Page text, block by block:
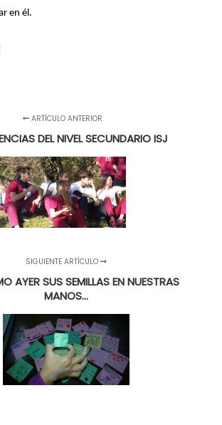
en él.
ARTÍCULO ANTERIOR
DEL NIVEL SECUNDARIO ISJ
SIGUIENTE ARTÍCULO
AYER SUS SEMILLAS EN NUESTRAS
MANOS…